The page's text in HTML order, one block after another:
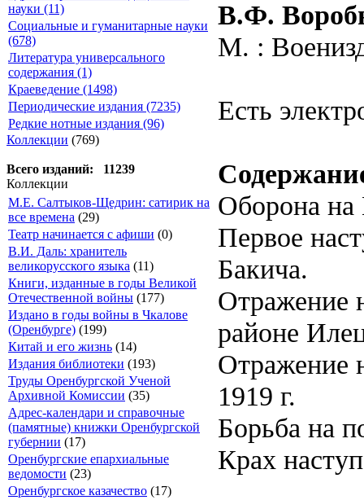
науки (11)
Социальные и гуманитарные науки
(678)
Литература универсального
содержания (1)
Краеведение (1498)
Периодические издания (7235)
Редкие нотные издания (96)
Коллекции (769)
Всего изданий: 11239
Коллекции
М.Е. Салтыков-Щедрин: сатирик на
все времена (29)
Театр начинается с афиши (0)
В.И. Даль: хранитель
великорусского языка (11)
Книги, изданные в годы Великой
Отечественной войны (177)
Издано в годы войны в Чкалове
(Оренбурге) (199)
Китай и его жизнь (14)
Издания библиотеки (193)
Труды Оренбургской Ученой
Архивной Комиссии (35)
Адрес-календари и справочные
(памятные) книжки Оренбургской
губернии (17)
Оренбургские епархиальные
ведомости (23)
Оренбургское казачество (17)
В.Ф.
М. :
Есть
Оборона на
Первое
Бакича.
Отражение
районе
Отражение
1919 г.
Борьба на
Крах